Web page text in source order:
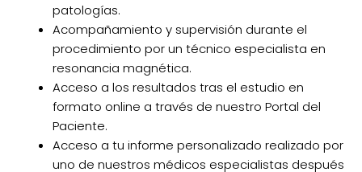
patologías.
Acompañamiento y supervisión durante el
procedimiento por un técnico especialista en
resonancia magnética.
Acceso a los resultados tras el estudio en
formato online a través de nuestro Portal del
Paciente.
Acceso a tu informe personalizado realizado por
uno de nuestros médicos especialistas después